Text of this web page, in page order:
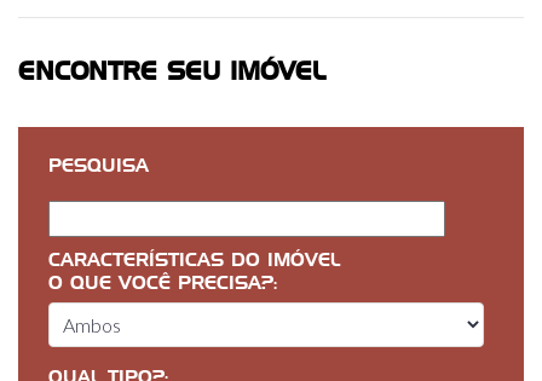
ENCONTRE SEU IMÓVEL
PESQUISA
CARACTERÍSTICAS DO IMÓVEL
O QUE VOCÊ PRECISA?: